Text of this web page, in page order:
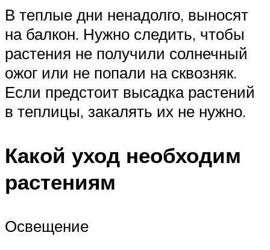
В теплые дни ненадолго, выносят
на балкон. Нужно следить, чтобы
растения не получили солнечный
ожог или не попали на сквозняк.
Если предстоит высадка растений
в теплицы, закалять их не нужно.
Какой уход необходим
растениям
Освещение